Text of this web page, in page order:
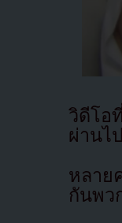
วิดีโอ
ผ่านไ
หลาย
กันพว